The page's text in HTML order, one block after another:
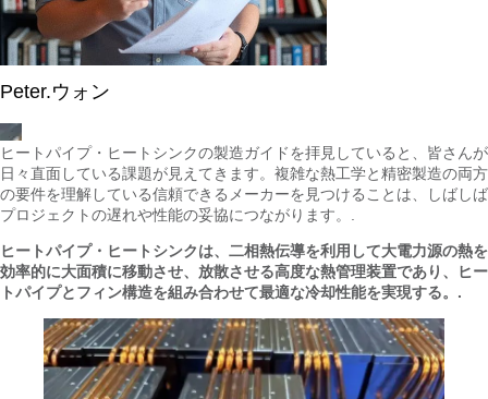
Peter.ウォン
ヒートパイプ・ヒートシンクの製造ガイドを拝見していると、皆さんが
日々直面している課題が見えてきます。複雑な熱工学と精密製造の両方
の要件を理解している信頼できるメーカーを見つけることは、しばしば
プロジェクトの遅れや性能の妥協につながります。.
ヒートパイプ・ヒートシンクは、二相熱伝導を利用して大電力源の熱を
効率的に大面積に移動させ、放散させる高度な熱管理装置であり、ヒー
トパイプとフィン構造を組み合わせて最適な冷却性能を実現する。.